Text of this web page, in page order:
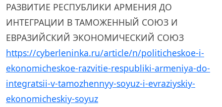
РАЗВИТИЕ РЕСПУБЛИКИ АРМЕНИЯ ДО
ИНТЕГРАЦИИ В ТАМОЖЕННЫЙ СОЮЗ И
ЕВРАЗИЙСКИЙ ЭКОНОМИЧЕСКИЙ СОЮЗ
https://cyberleninka.ru/article/n/politicheskoe-i-
ekonomicheskoe-razvitie-respubliki-armeniya-do-
integratsii-v-tamozhennyy-soyuz-i-evraziyskiy-
ekonomicheskiy-soyuz